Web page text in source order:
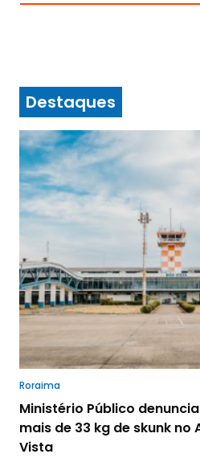
Destaques
Roraima
Ministério Público
mais de 33 kg de skunk no
Vista